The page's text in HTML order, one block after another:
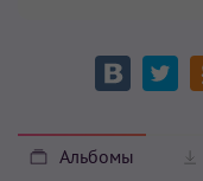
Альбомы